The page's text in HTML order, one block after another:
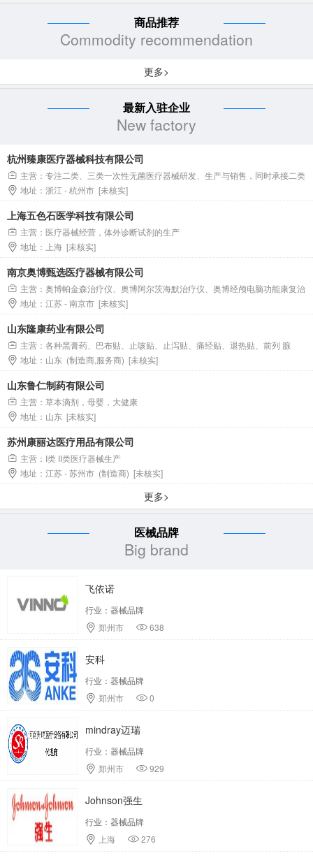
商品推荐
Commodity recommendation
更多>
最新入驻企业
New factory
杭州臻康医疗器械科技有限公司
主营：专注二类、三类一次性无菌医疗器械研发、生产与销售，同时承接二类
一次性无菌医疗器械OEM全流程代工服务。
地址：浙江 - 杭州市 [未核实]
上海五色石医学科技有限公司
主营：医疗器械经营，体外诊断试剂的生产
地址：上海 [未核实]
南京奥博甄选医疗器械有限公司
主营：奥博帕金森治疗仪、奥博阿尔茨海默治疗仪、奥博经颅电脑功能康复治
疗仪地址：江苏 - 南京市 [未核实]
山东隆康药业有限公司
主营：各种黑膏药、巴布贴、止咳贴、止泻贴、痛经贴、退热贴、前列 腺
贴、乳腺贴、鸡眼贴、足贴、艾叶贴、生姜贴、膝盖贴、腰椎贴、三伏贴、减肥
草本肚脐精油150款种类（小儿脾胃调理、男性体质调理、女性调理、各类慢性
病体质调理等）。
地址：山东 (制造商,服务商) [未核实]
山东鲁仁制药有限公司
主营：草本滴剂，母婴，大健康
地址：山东 [未核实]
苏州康丽达医疗用品有限公司
主营：I类 II类医疗器械生产
地址：江苏 - 苏州市 (制造商) [未核实]
更多>
医械品牌
Big brand
飞依诺
行业：器械品牌
郑州市
638
安科
行业：器械品牌
郑州市
0
mindray迈瑞
行业：器械品牌
郑州市
929
Johnson强生
行业：器械品牌
上海
276